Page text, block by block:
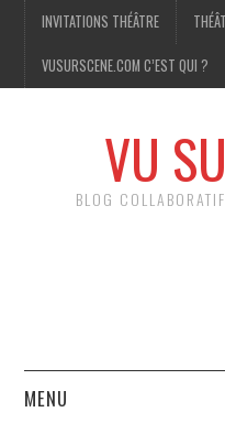
INVITATIONS THÉÂTRE
VUSURSCENE.COM C’EST QUI ?
VU
BLOG
MENU